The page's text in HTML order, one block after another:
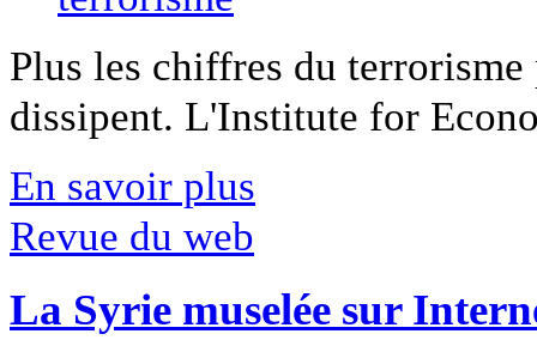
Plus les chiffres du
dissipent. L'Institute for
En savoir plus
Revue du web
La Syrie muselée sur